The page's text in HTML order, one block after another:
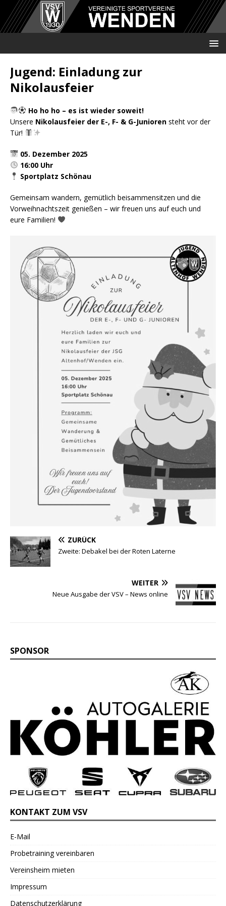
Jugend: Einladung zur
Nikolausfeier
Ho ho ho – es ist wieder soweit!
Unsere Nikolausfeier der E-, F- & G-Junioren steht vor der
Tür!
05. Dezember 2025
16:00 Uhr
Sportplatz Schönau
Gemeinsam wandern, gemütlich beisammensitzen und die
Vorweihnachtszeit genießen – wir freuen uns auf euch und
eure Familien!
ZURÜCK
Zweite: Debakel bei der Roten Laterne
WEITER
Neue Ausgabe der VSV – News online
SPONSOR
KONTAKT ZUM VSV
E-Mail
Probetraining vereinbaren
Vereinsheim mieten
Impressum
Datenschutzerklärung